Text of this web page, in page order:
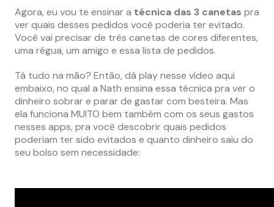
Agora, eu vou te ensinar a técnica das 3 canetas pra
ver quais desses pedidos você poderia ter evitado.
Você vai precisar de três canetas de cores diferentes,
uma régua, um amigo e essa lista de pedidos.
Tá tudo na mão? Então, dá play nesse vídeo aqui
embaixo, no qual a Nath ensina essa técnica pra ver o
dinheiro sobrar e parar de gastar com besteira. Mas
ela funciona MUITO bem também com os seus gastos
nesses apps, pra você descobrir quais pedidos
poderiam ter sido evitados e quanto dinheiro saiu do
seu bolso sem necessidade: